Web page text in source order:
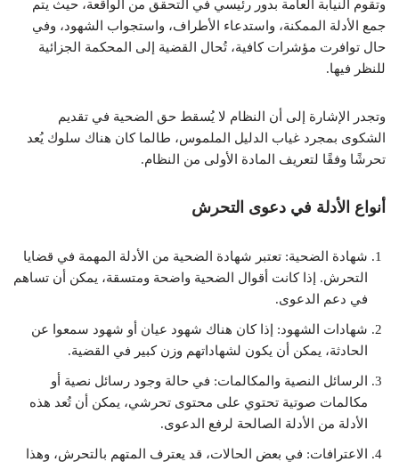
وتقوم النيابة العامة بدور رئيسي في التحقق من الواقعة، حيث يتم
جمع الأدلة الممكنة، واستدعاء الأطراف، واستجواب الشهود، وفي
حال توافرت مؤشرات كافية، تُحال القضية إلى المحكمة الجزائية
للنظر فيها.
وتجدر الإشارة إلى أن النظام لا يُسقط حق الضحية في تقديم
الشكوى بمجرد غياب الدليل الملموس، طالما كان هناك سلوك يُعد
تحرشًا وفقًا لتعريف المادة الأولى من النظام.
أنواع الأدلة في دعوى التحرش
شهادة الضحية: تعتبر شهادة الضحية من الأدلة المهمة في قضايا
التحرش. إذا كانت أقوال الضحية واضحة ومتسقة، يمكن أن تساهم
في دعم الدعوى.
شهادات الشهود: إذا كان هناك شهود عيان أو شهود سمعوا عن
الحادثة، يمكن أن يكون لشهاداتهم وزن كبير في القضية.
الرسائل النصية والمكالمات: في حالة وجود رسائل نصية أو
مكالمات صوتية تحتوي على محتوى تحرشي، يمكن أن تُعد هذه
الأدلة من الأدلة الصالحة لرفع الدعوى.
الاعترافات: في بعض الحالات، قد يعترف المتهم بالتحرش، وهذا